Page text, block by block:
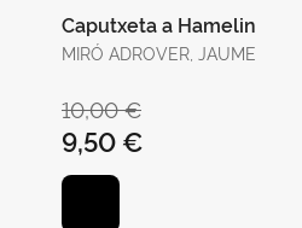
Caputxeta a Hamelin
MIRÓ ADROVER, JAUME
10,00 €
9,50 €